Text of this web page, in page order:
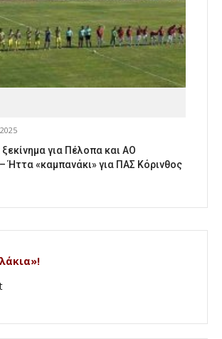
για Πέλοπα και ΑΟ
Ήττα «καμπανάκι» για ΠΑΣ Κόρινθος